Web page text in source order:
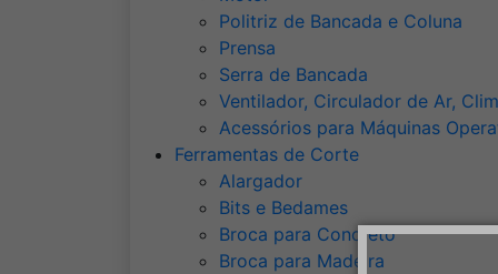
Politriz de Bancada e Coluna
Prensa
Serra de Bancada
Ventilador, Circulador de Ar,
Acessórios para Máquinas
Ferramentas de Corte
Alargador
Bits e Bedames
Broca para Concreto
Broca para Madeira